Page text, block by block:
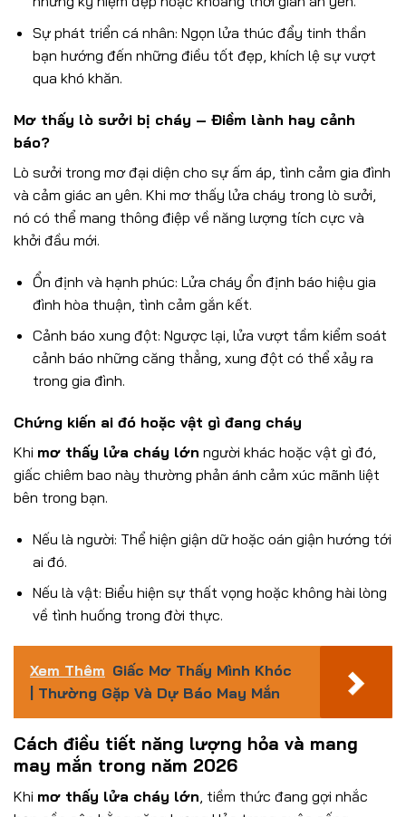
Sự phát triển cá nhân: Ngọn lửa thúc đẩy tinh thần
bạn hướng đến những điều tốt đẹp, khích lệ sự vượt
qua khó khăn.
Mơ thấy lò sưởi bị cháy – Điềm lành hay cảnh
báo?
Lò sưởi trong mơ đại diện cho sự ấm áp, tình cảm gia đình
và cảm giác an yên. Khi mơ thấy lửa cháy trong lò sưởi,
nó có thể mang thông điệp về năng lượng tích cực và
khởi đầu mới.
Ổn định và hạnh phúc: Lửa cháy ổn định báo hiệu gia
đình hòa thuận, tình cảm gắn kết.
Cảnh báo xung đột: Ngược lại, lửa vượt tầm kiểm soát
cảnh báo những căng thẳng, xung đột có thể xảy ra
trong gia đình.
Chứng kiến ai đó hoặc vật gì đang cháy
Khi mơ thấy lửa cháy lớn người khác hoặc vật gì đó,
giấc chiêm bao này thường phản ánh cảm xúc mãnh liệt
bên trong bạn.
Nếu là người: Thể hiện giận dữ hoặc oán giận hướng tới
ai đó.
Nếu là vật: Biểu hiện sự thất vọng hoặc không hài lòng
về tình huống trong đời thực.
Xem Thêm Giấc Mơ Thấy Mình Khóc
| Thường Gặp Và Dự Báo May Mắn
Cách điều tiết năng lượng hỏa và mang
may mắn trong năm 2026
Khi mơ thấy lửa cháy lớn , tiềm thức đang gợi nhắc